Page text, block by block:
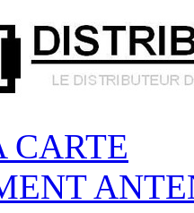
CARTE